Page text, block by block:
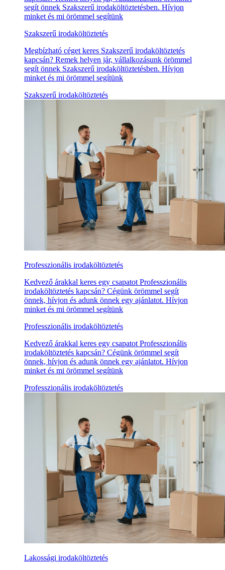
segít önnek Szakszerű irodaköltöztetésben. Hívjon
minket és mi örömmel segítünk
Szakszerű irodaköltöztetés
Megbízható céget keres Szakszerű irodaköltöztetés
kapcsán? Remek helyen jár, vállalkozásunk örömmel
segít önnek Szakszerű irodaköltöztetésben. Hívjon
minket és mi örömmel segítünk
Szakszerű irodaköltöztetés
Professzionális irodaköltöztetés
Kedvező árakkal keres egy csapatot Professzionális
irodaköltöztetés kapcsán? Cégünk örömmel segít
önnek, hívjon és adunk önnek egy ajánlatot. Hívjon
minket és mi örömmel segítünk
Professzionális irodaköltöztetés
Kedvező árakkal keres egy csapatot Professzionális
irodaköltöztetés kapcsán? Cégünk örömmel segít
önnek, hívjon és adunk önnek egy ajánlatot. Hívjon
minket és mi örömmel segítünk
Professzionális irodaköltöztetés
Lakossági irodaköltöztetés